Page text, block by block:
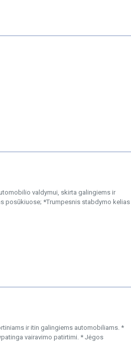
valdymui, skirta galingiems ir
posūkiuose; *Trumpesnis stabdymo kelias
ir itin galingiems automobiliams. *
vairavimo patirtimi. * Jėgos